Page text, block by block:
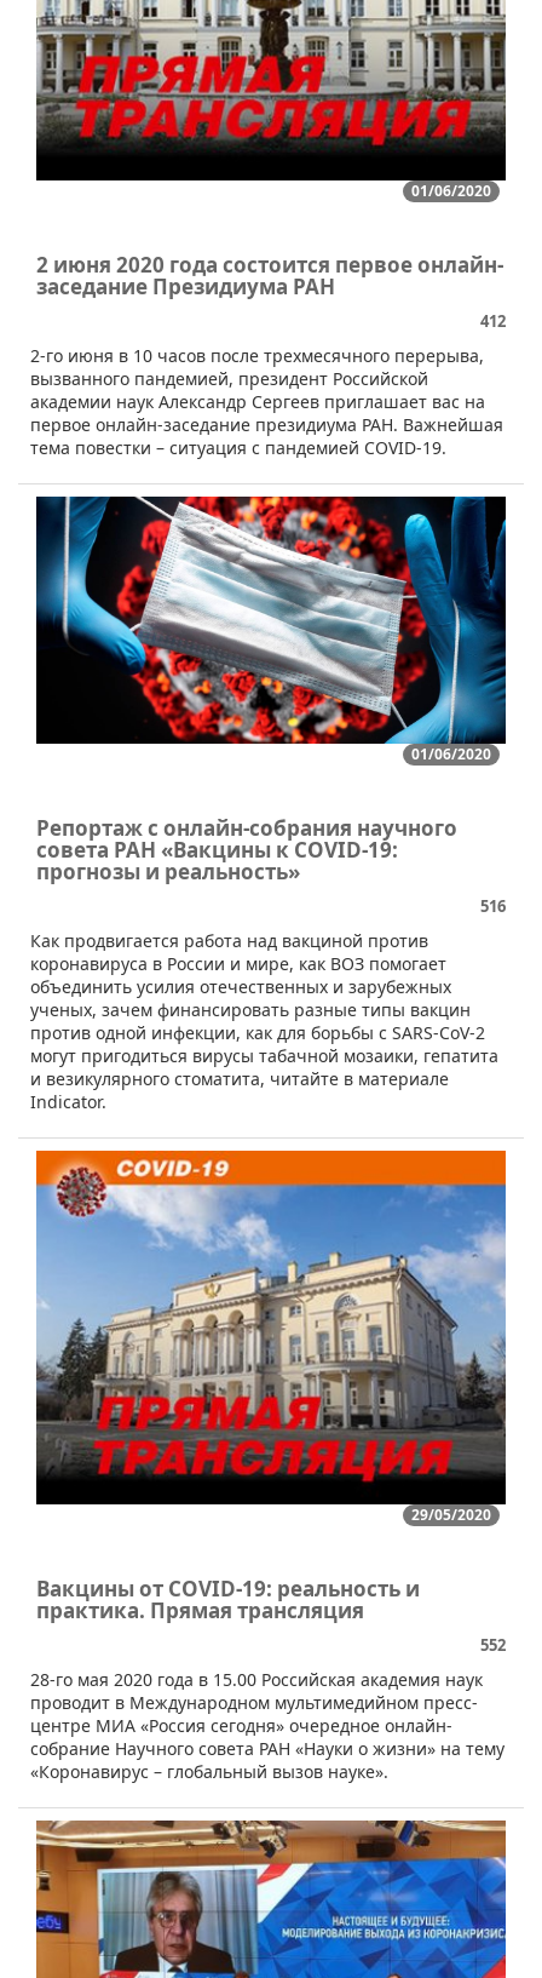
01/06/2020
2 июня 2020 года состоится первое онлайн-
заседание Президиума РАН
412
​2-го июня в 10 часов после трехмесячного перерыва,
вызванного пандемией, президент Российской
академии наук Александр Сергеев приглашает вас на
первое онлайн-заседание президиума РАН. Важнейшая
тема повестки – ситуация с пандемией COVID-19.
01/06/2020
Репортаж с онлайн-собрания научного
совета РАН «Вакцины к COVID-19:
прогнозы и реальность»
516
​Как продвигается работа над вакциной против
коронавируса в России и мире, как ВОЗ помогает
объединить усилия отечественных и зарубежных
ученых, зачем финансировать разные типы вакцин
против одной инфекции, как для борьбы с SARS-CoV-2
могут пригодиться вирусы табачной мозаики, гепатита
и везикулярного стоматита, читайте в материале
Indicator.
29/05/2020
Вакцины от COVID-19: реальность и
практика. Прямая трансляция
552
28-го мая 2020 года в 15.00 Российская академия наук
проводит в Международном мультимедийном пресс-
центре МИА «Россия сегодня» очередное онлайн-
собрание Научного совета РАН «Науки о жизни» на тему
«Коронавирус – глобальный вызов науке».